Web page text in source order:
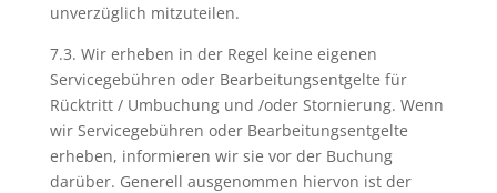
unverzüglich mitzuteilen.
7.3. Wir erheben in der Regel keine eigenen
Servicegebühren oder Bearbeitungsentgelte für
Rücktritt / Umbuchung und /oder Stornierung. Wenn
wir Servicegebühren oder Bearbeitungsentgelte
erheben, informieren wir sie vor der Buchung
darüber. Generell ausgenommen hiervon ist der